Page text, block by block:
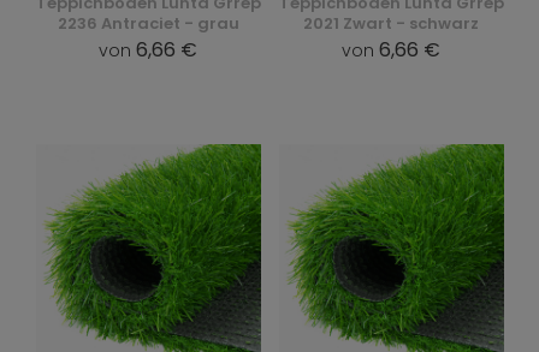
2236 Antraciet - grau
von 6,66 €
2021 Zwart - schwarz
von 6,66 €